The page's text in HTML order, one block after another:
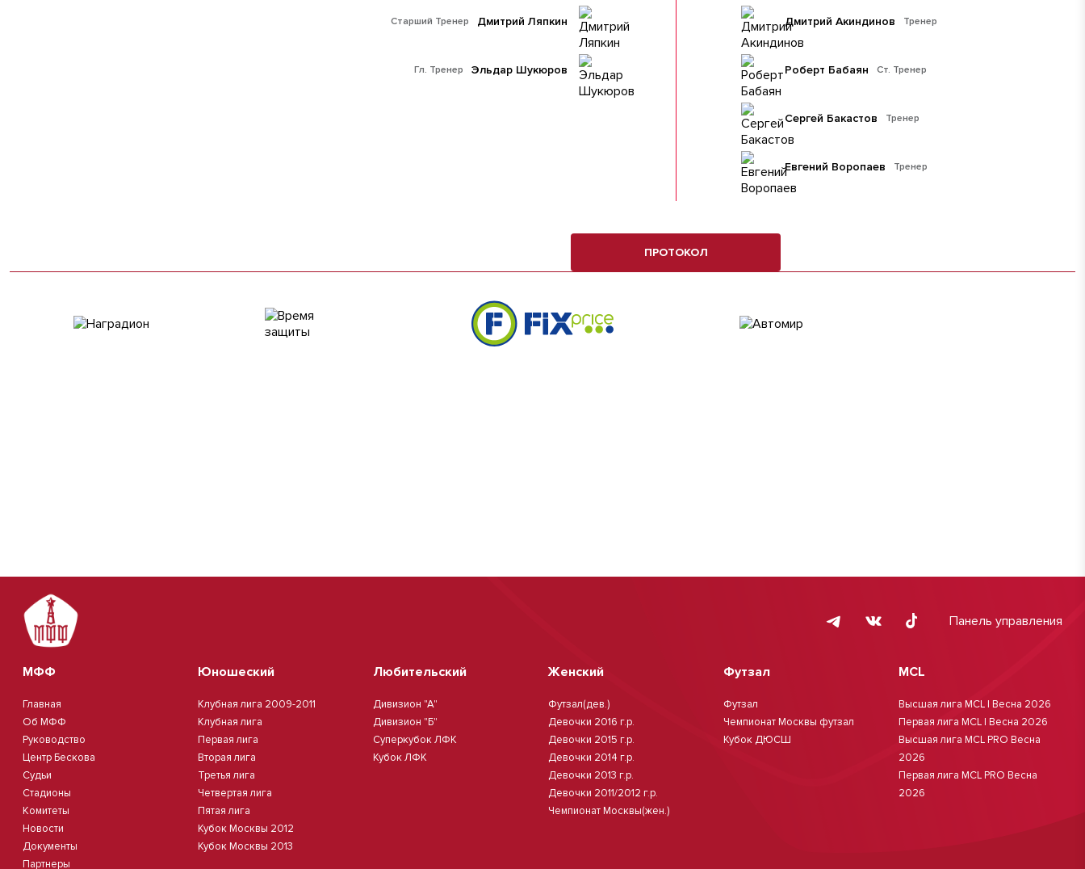
Старший Тренер Дмитрий Ляпкин
Гл. Тренер Эльдар Шукюров
Тренер
Дмитрий Акиндинов
Ст. Тренер
Роберт Бабаян
Тренер
Сергей Бакастов
Тренер
Евгений Воропаев
ПРОТОКОЛ
Панель управления
МФФ
Главная
Об МФФ
Руководство
Центр Бескова
Судьи
Стадионы
Комитеты
Новости
Документы
Партнеры
Юношеский
Клубная лига 2009-2011
Клубная лига
Первая лига
Вторая лига
Третья лига
Четвертая лига
Пятая лига
Кубок Москвы 2012
Кубок Москвы 2013
Любительский
Дивизион "А"
Дивизион "Б"
Суперкубок ЛФК
Кубок ЛФК
Женский
Футзал(дев.)
Девочки 2016 г.р.
Девочки 2015 г.р.
Девочки 2014 г.р.
Девочки 2013 г.р.
Девочки 2011/2012 г.р.
Чемпионат Москвы(жен.)
Футзал
Футзал
Чемпионат Москвы футзал
Кубок ДЮСШ
MCL
Высшая лига MCL | Весна 2026
Первая лига MCL | Весна 2026
Высшая лига MCL PRO Весна
2026
Первая лига MCL PRO Весна
2026